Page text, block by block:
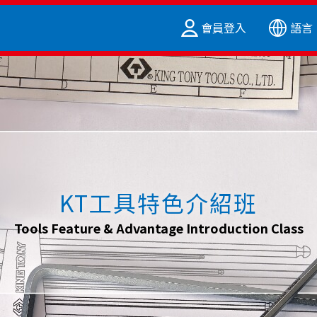
會員登入 語言
KT工具特色介紹班
Tools Feature & Advantage Introduction Class